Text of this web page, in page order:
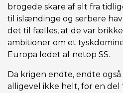
brogede skare af alt fra
til islændinge og serbere
det til fælles, at de var
ambitioner om et
Europa ledet af netop SS.
Da krigen endte, endte også
alligevel ikke helt, for en del